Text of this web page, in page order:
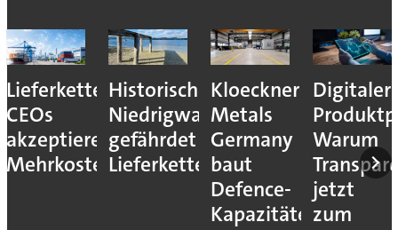
Lieferkettenresilienz:
CEOs
akzeptieren
Mehrkosten
Historisches
Niedrigwasser
gefährdet
Lieferketten
Kloeckner
Metals
Germany
baut
Defence-
Kapazitäten
Digitaler
Warum
jetzt
zum